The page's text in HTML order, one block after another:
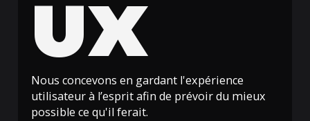
UX
Nous concevons en gardant l'expérience
utilisateur à l’esprit afin de prévoir du mieux
possible ce qu'il ferait.